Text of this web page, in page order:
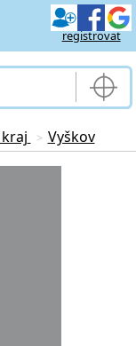
registrovat
> Vyškov